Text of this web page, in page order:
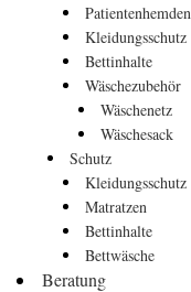
Patientenhemden
Kleidungsschutz
Bettinhalte
Wäschezubehör
Wäschenetz
Wäschesack
Schutz
Kleidungsschutz
Matratzen
Bettinhalte
Bettwäsche
Beratung